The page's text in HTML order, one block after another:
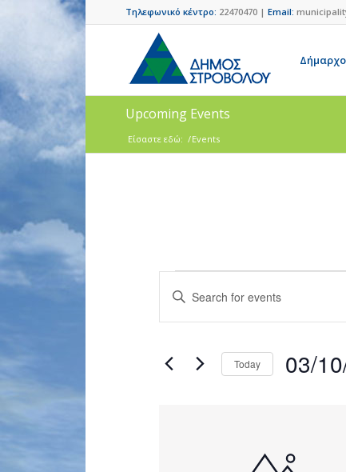
Τηλεφωνικό κέντρο: 22470470 | Email:
Upcoming Events
Είσαστε εδώ: /Events
Events
Search
and
Views
Navigation
Enter
Keyword.
Search
Events
Today 03/